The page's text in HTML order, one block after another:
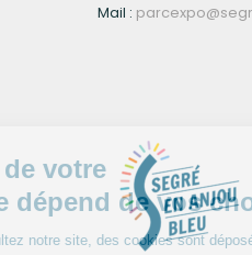
Mail :